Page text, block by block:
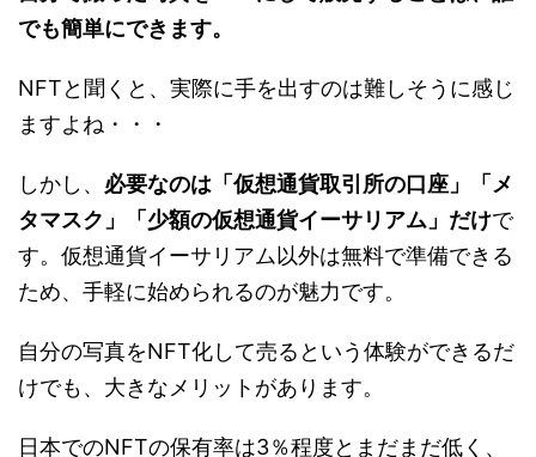
でも簡単にできます。
NFTと聞くと、実際に手を出すのは難しそうに感じ
ますよね・・・
しかし、 必要なのは「仮想通貨取引所の口座」「メ
タマスク」「少額の仮想通貨イーサリアム」だけで
す。仮想通貨イーサリアム以外は無料で準備できる
ため、手軽に始められるのが魅力です。
自分の写真をNFT化して売るという体験ができるだ
けでも、大きなメリットがあります。
日本でのNFTの保有率は3％程度とまだまだ低く、